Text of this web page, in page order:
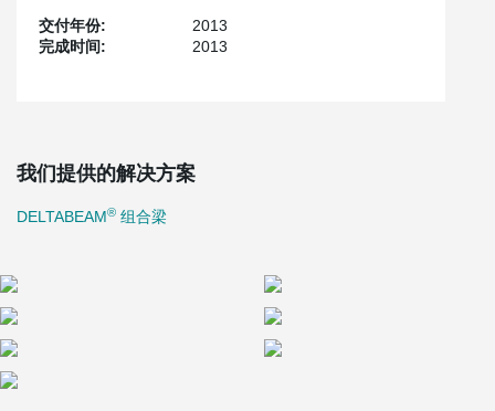
交付年份:
2013
完成时间:
2013
我们提供的解决方案
DELTABEAM® 组合梁